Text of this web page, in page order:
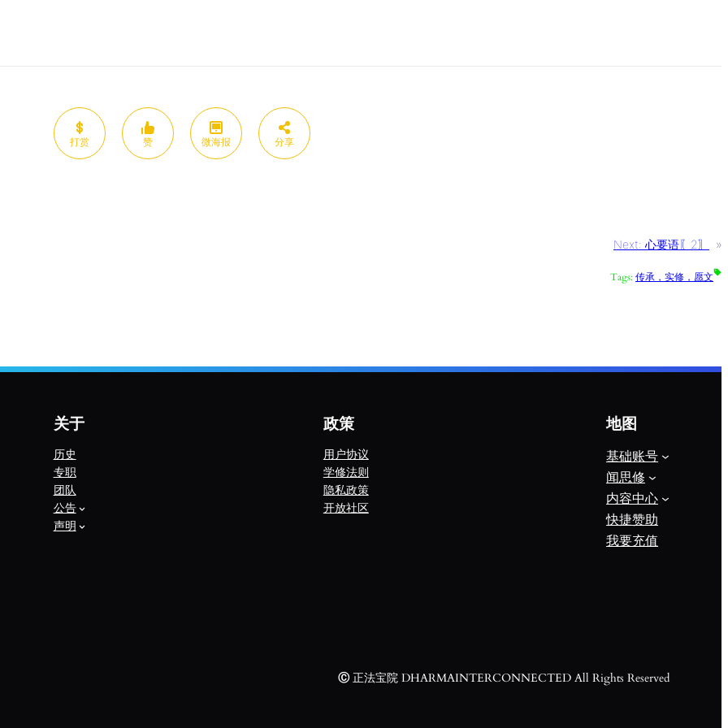
打赏 赞 微海报 分享
Next: 心要语〖2〗 »
Tags:传承，实修，愿文
关于
历史
专职
团队
公告
声明
政策
用户协议
学修法则
隐私政策
开放社区
地图
基础账号
闻思修
内容中心
快捷赞助
我要充值
Ⓒ正法宝院 DHARMAINTERCONNECTED All Rights Reserved